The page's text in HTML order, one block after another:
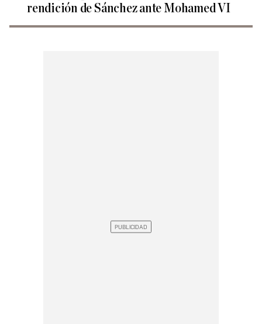
rendición de Sánchez ante Mohamed VI